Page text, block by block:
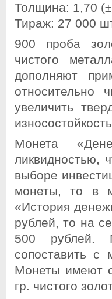
Толщина: 1,70
Тираж: 27 000
900 проба
чистого
дополняют
относительно
увеличить
Монета
ликвидностью,
выборе
монеты, то в
«История
рублей, то на
500 рублей.
сопоставить
Монеты имеют
гр. чистого